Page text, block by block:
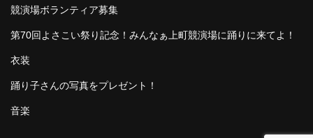
競演場ボランティア募集
第70回よさこい祭り記念！みんなぁ上町競演場に踊りに来てよ！
衣装
踊り子さんの写真をプレゼント！
音楽